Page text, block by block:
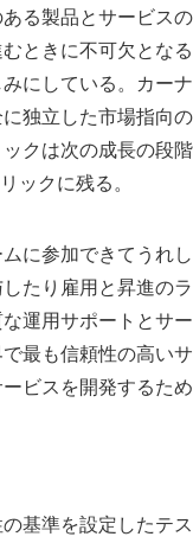
る製品とサービス
ときに不可欠とな
にしている。カー
独立した市場指向
クは次の成長の段
ックに残る。
に参加できてうれ
たり雇用と昇進の
運用サポートとサ
最も信頼性の高い
ビスを開発するた
基準を設定したテ